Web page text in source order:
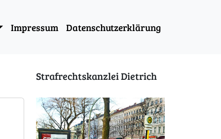
Impressum Datenschutzerklärung
Strafrechtskanzlei Dietrich